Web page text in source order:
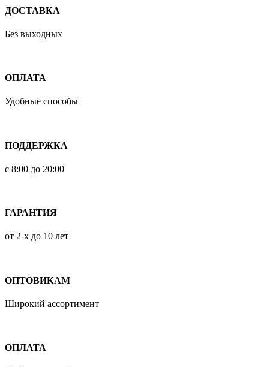
ДОСТАВКА
Без выходных
ОПЛАТА
Удобные способы
ПОДДЕРЖКА
с 8:00 до 20:00
ГАРАНТИЯ
от 2-х до 10 лет
ОПТОВИКАМ
Широкий ассортимент
ОПЛАТА